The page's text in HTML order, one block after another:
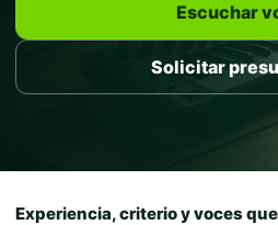
Escuchar
Solicitar
Experiencia, criterio y voces